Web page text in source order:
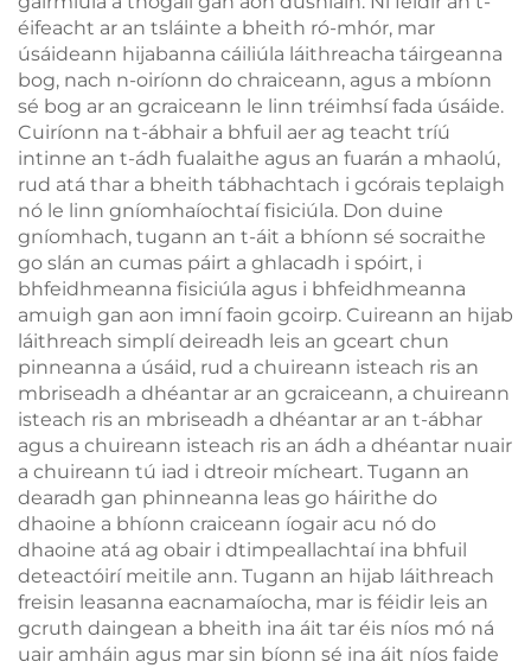
éifeacht ar an tsláinte a bheith ró-mhór, mar
úsáideann hijabanna cáiliúla láithreacha táirgeanna
bog, nach n-oiríonn do chraiceann, agus a mbíonn
sé bog ar an gcraiceann le linn tréimhsí fada úsáide.
Cuiríonn na t-ábhair a bhfuil aer ag teacht tríú
intinne an t-ádh fualaithe agus an fuarán a mhaolú,
rud atá thar a bheith tábhachtach i gcórais teplaigh
nó le linn gníomhaíochtaí fisiciúla. Don duine
gníomhach, tugann an t-áit a bhíonn sé socraithe
go slán an cumas páirt a ghlacadh i spóirt, i
bhfeidhmeanna fisiciúla agus i bhfeidhmeanna
amuigh gan aon imní faoin gcoirp. Cuireann an hijab
láithreach simplí deireadh leis an gceart chun
pinneanna a úsáid, rud a chuireann isteach ris an
mbriseadh a dhéantar ar an gcraiceann, a chuireann
isteach ris an mbriseadh a dhéantar ar an t-ábhar
agus a chuireann isteach ris an ádh a dhéantar nuair
a chuireann tú iad i dtreoir mícheart. Tugann an
dearadh gan phinneanna leas go háirithe do
dhaoine a bhíonn craiceann íogair acu nó do
dhaoine atá ag obair i dtimpeallachtaí ina bhfuil
deteactóirí meitile ann. Tugann an hijab láithreach
freisin leasanna eacnamaíocha, mar is féidir leis an
gcruth daingean a bheith ina áit tar éis níos mó ná
uair amháin agus mar sin bíonn sé ina áit níos faide